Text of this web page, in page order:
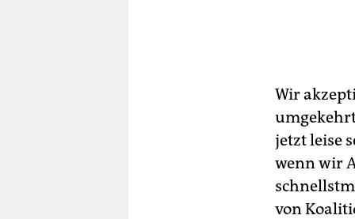
Wir
jetzt leise
wenn wir
von